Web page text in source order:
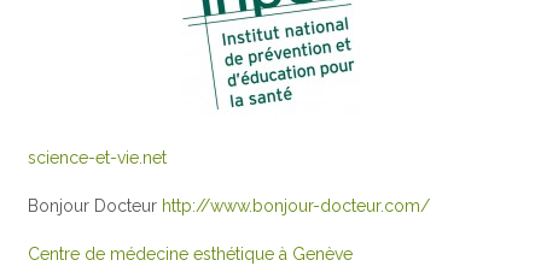
science-et-vie.net
Bonjour Docteur http://www.bonjour-docteur.com/
Centre de médecine esthétique à Genève